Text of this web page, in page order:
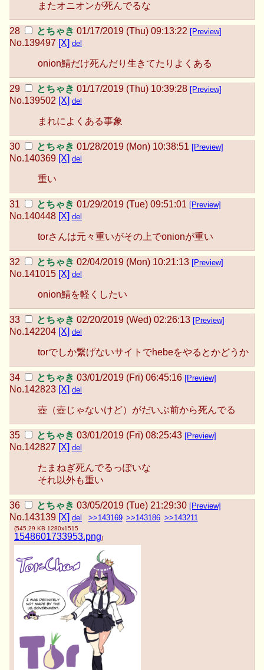
またオニオンが死んでるな
とちゃき 01/17/2019 (Thu) 09:13:22 [Preview]
No.139497 [X] del
onion鯖だけ死んだり生きてたりよくある
とちゃき 01/17/2019 (Thu) 10:39:28 [Preview]
No.139502 [X] del
まれによくある事象
とちゃき 01/28/2019 (Mon) 10:38:51 [Preview]
No.140369 [X] del
重い
とちゃき 01/29/2019 (Tue) 09:51:01 [Preview]
No.140448 [X] del
torさんは元々重いがその上でonionが重い
とちゃき 02/04/2019 (Mon) 10:21:13 [Preview]
No.141015 [X] del
onion鯖を軽くしたい
とちゃき 02/20/2019 (Wed) 02:26:13 [Preview]
No.142204 [X] del
torでしか繋げないサイトでhebeをやるとかどうか
とちゃき 03/01/2019 (Fri) 06:45:16 [Preview]
No.142823 [X] del
壺（壺じゃないけど）がだいぶ前から死んでる
とちゃき 03/01/2019 (Fri) 08:25:43 [Preview]
No.142827 [X] del
たまねぎ死んでるっぽいな
それ以外も重い
とちゃき 03/05/2019 (Tue) 21:29:30 [Preview]
No.143139 [X] del >>143169 >>143186 >>143211
(545.29 KB 1280x1515
1548601733953.png)